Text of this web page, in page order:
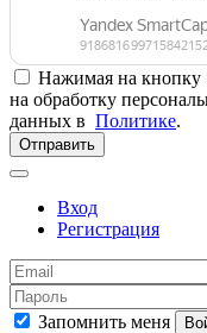
Нажимая на кнопку
на обработку
данных в Политике.
Отправить
Вход
Регистрация
Запомнить меня